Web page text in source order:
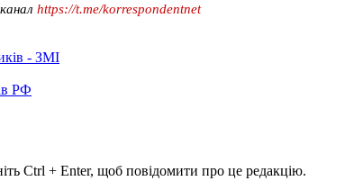
https://t.me/korrespondentnet
- ЗМІ
РФ
Ctrl + Enter, щоб повідомити про це редакцію.